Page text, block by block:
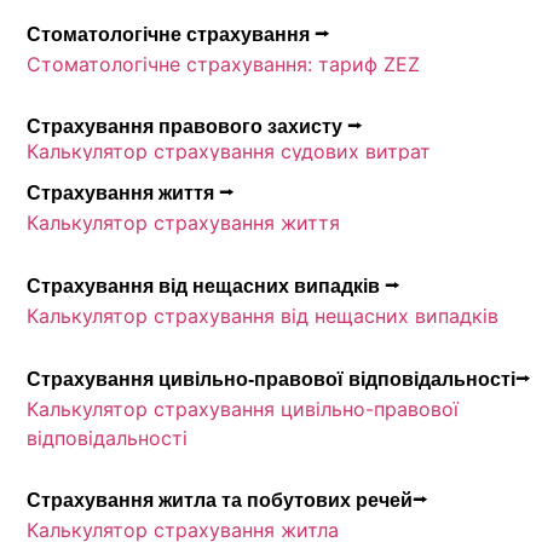
Стоматологічне страхування ⭢
Стоматологічне страхування: тариф ZEZ
Страхування правового захисту ⭢
Калькулятор страхування судових витрат
Страхування життя ⭢
Калькулятор страхування життя
Страхування від нещасних випадків ⭢
Калькулятор страхування від нещасних випадків
Страхування цивільно-правової відповідальності⭢
Калькулятор страхування цивільно-правової
відповідальності
Страхування житла та побутових речей⭢
Калькулятор страхування житла